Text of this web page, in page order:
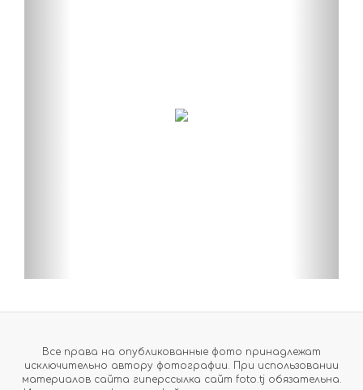
Все права на опубликованные фото принадлежат
исключительно автору фотографии. При использовании
материалов сайта гиперссылка сайт foto.tj обязательна.